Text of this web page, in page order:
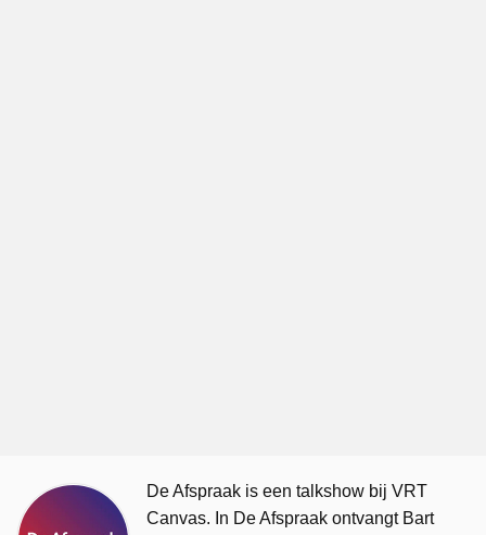
De Afspraak is een talkshow bij VRT
Canvas. In De Afspraak ontvangt Bart